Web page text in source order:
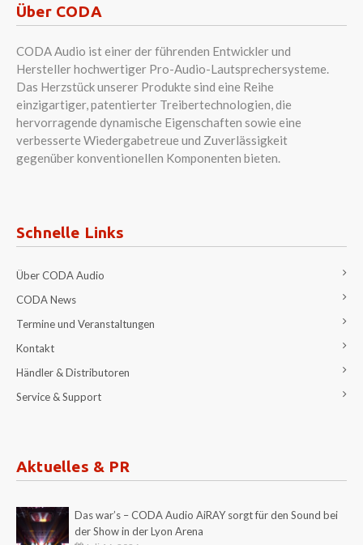
Über CODA
CODA Audio ist einer der führenden Entwickler und
Hersteller hochwertiger Pro-Audio-Lautsprechersysteme.
Das Herzstück unserer Produkte sind eine Reihe
einzigartiger, patentierter Treibertechnologien, die
hervorragende dynamische Eigenschaften sowie eine
verbesserte Wiedergabetreue und Zuverlässigkeit
gegenüber konventionellen Komponenten bieten.
Schnelle Links
Über CODA Audio
CODA News
Termine und Veranstaltungen
Kontakt
Händler & Distributoren
Service & Support
Aktuelles & PR
Das war’s – CODA Audio AiRAY sorgt für den Sound bei
der Show in der Lyon Arena